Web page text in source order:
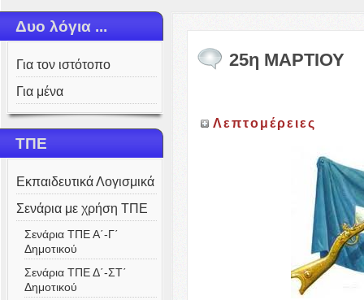
Δυο λόγια ...
Για τον ιστότοπο
Για μένα
ΤΠΕ
Εκπαιδευτικά Λογισμικά
Σενάρια με χρήση ΤΠΕ
Σενάρια ΤΠΕ Α΄-Γ΄
Δημοτικού
Σενάρια ΤΠΕ Δ΄-ΣΤ΄
Δημοτικού
25η ΜΑΡΤΙΟΥ
Λεπτομέρειες